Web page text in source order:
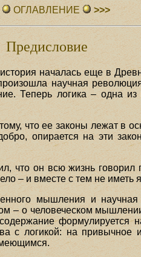
ОГЛАВЛЕHИЕ >>>
Предисловие
началась еще в
научная
Теперь логика – одна
что ее законы лежат в
опирается на эти
что он всю жизнь говорил
– и вместе с тем не иметь
мышления и
– о человеческом
формулируется
с логикой: на